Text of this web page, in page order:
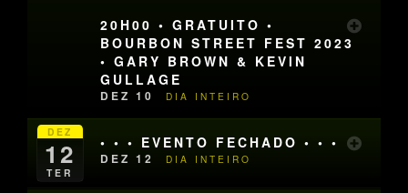
20H00 • GRATUITO •
BOURBON STREET FEST 2023
• GARY BROWN & KEVIN
GULLAGE
DEZ 10 DIA INTEIRO
DEZ
12
TER
• • • EVENTO FECHADO • • •
DEZ 12 DIA INTEIRO